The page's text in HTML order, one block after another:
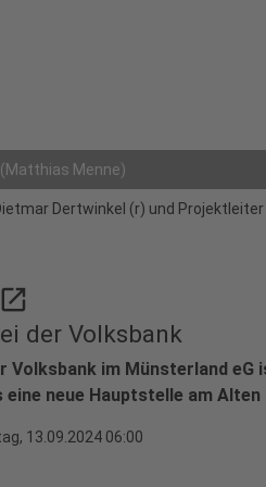
(Matthias Menne)
Dertwinkel (r) und
open_in_new
der Volksbank
Volksbank im Münsterland eG
neue Hauptstelle am Alten
13.09.2024 06:00